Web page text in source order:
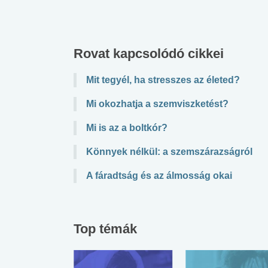
Rovat kapcsolódó cikkei
Mit tegyél, ha stresszes az életed?
Mi okozhatja a szemviszketést?
Mi is az a boltkór?
Könnyek nélkül: a szemszárazságról
A fáradtság és az álmosság okai
Top témák